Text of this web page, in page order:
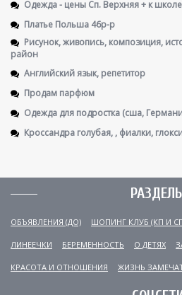
Одежда - цены Сп. Верхняя + к
Платье Польша 46р-р
Рисунок, живопись, композиция,
район
Английский язык, репетитор
Продам парфюм
Одежда для подростка (сша,
Кроссандра голубая, , фиалки,
ОБЪЯВЛЕНИЯ (ДО) ШОПИНГ КЛУБ (КП И
ЛИНЕЕЧКИ БЕРЕМЕННОСТЬ О ДЕТЯХ
КРАСОТА И ОТНОШЕНИЯ ЖИЗНЬ